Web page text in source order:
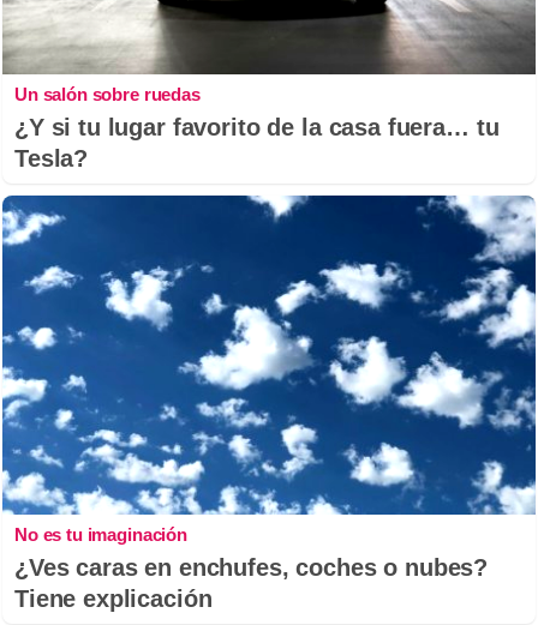
Un salón sobre ruedas
¿Y si tu lugar favorito de la casa fuera… tu
Tesla?
No es tu imaginación
¿Ves caras en enchufes, coches o nubes?
Tiene explicación